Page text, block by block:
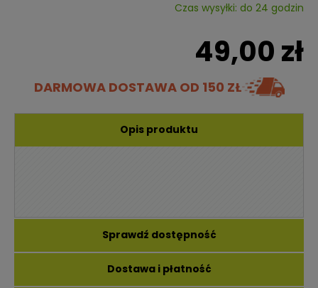
Czas wysyłki: do 24 godzin
49,00 zł
DARMOWA DOSTAWA OD 150 ZŁ
Opis produktu
Sprawdź dostępność
Dostawa i płatność